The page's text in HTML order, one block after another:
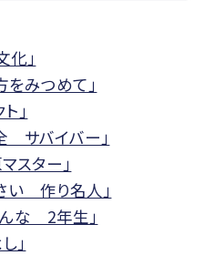
」
みつめて」
」
サバイバー」
スター」
い 作り名人」
な 2年生」
」